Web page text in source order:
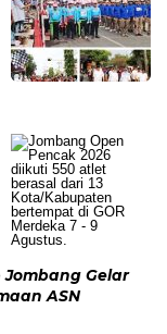
Jombang Gelar
ASN